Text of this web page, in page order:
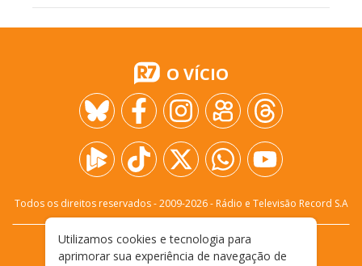
O VÍCIO
Todos os direitos reservados - 2009-2026- Rádio e Televisão Record S.A
FALE CONOSCO
PRIVACIDADE
Utilizamos cookies e tecnologia para
aprimorar sua experiência de navegação de